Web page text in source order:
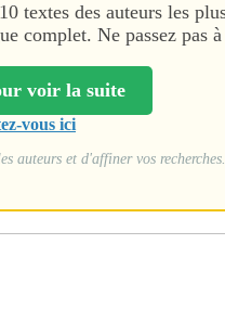
textes des auteurs les
complet. Ne passez pas
voir la suite
vous ici
auteurs et d'affiner vos recherches.